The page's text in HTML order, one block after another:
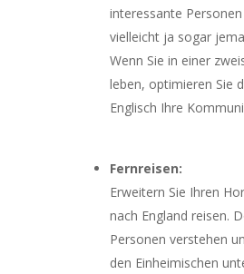
interessante
vielleicht ja sogar
Wenn Sie in einer
leben, optimieren Sie
Englisch Ihre
Fernreisen:
Erweitern Sie Ihren
nach England reisen.
Personen verstehen
den Einheimischen